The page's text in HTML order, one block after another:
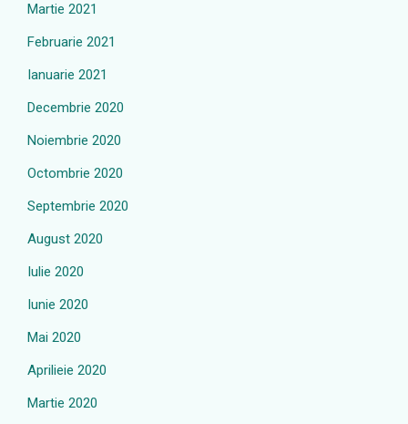
Martie 2021
Februarie 2021
Ianuarie 2021
Decembrie 2020
Noiembrie 2020
Octombrie 2020
Septembrie 2020
August 2020
Iulie 2020
Iunie 2020
Mai 2020
Aprilieie 2020
Martie 2020